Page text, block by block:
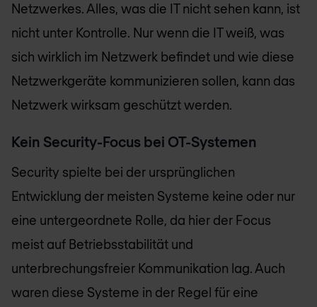
Netzwerkes. Alles, was die IT nicht sehen kann, ist
nicht unter Kontrolle. Nur wenn die IT weiß, was
sich wirklich im Netzwerk befindet und wie diese
Netzwerkgeräte kommunizieren sollen, kann das
Netzwerk wirksam geschützt werden.
Kein Security-Focus bei OT-Systemen
Security spielte bei der ursprünglichen
Entwicklung der meisten Systeme keine oder nur
eine untergeordnete Rolle, da hier der Focus
meist auf Betriebsstabilität und
unterbrechungsfreier Kommunikation lag. Auch
waren diese Systeme in der Regel für eine